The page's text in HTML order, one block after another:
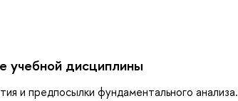
учебной дисциплины
и предпосылки фундаментального анализа.